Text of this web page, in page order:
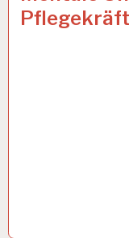
ARBEITSTAG…